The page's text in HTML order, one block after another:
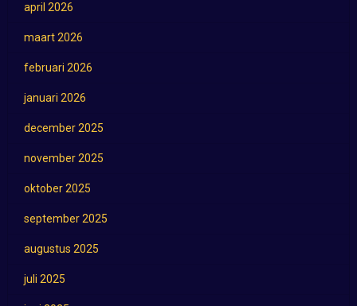
april 2026
maart 2026
februari 2026
januari 2026
december 2025
november 2025
oktober 2025
september 2025
augustus 2025
juli 2025